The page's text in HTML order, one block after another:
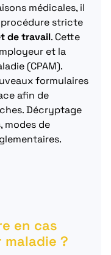
médicales, il
stricte
de travail. Cette
et la
(CPAM).
formulaires
afin de
Décryptage
modes de
en cas
maladie ?